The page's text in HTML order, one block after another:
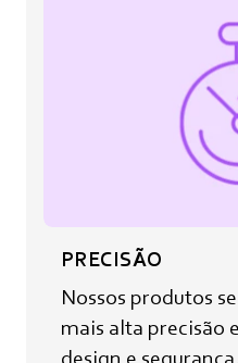
PRECISÃO
Nossos produtos
mais alta precisão
design e segurança.